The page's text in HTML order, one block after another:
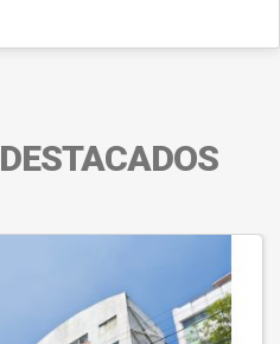
DESTACADOS